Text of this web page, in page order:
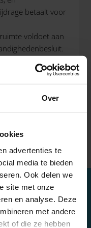
Over
advertenties te
media te bieden
Ook delen we
site met onze
en analyse. Deze
met andere
of die ze hebben
betaalt voor
voldoet aan
geldt een
in dat je deze
werknemer kunt